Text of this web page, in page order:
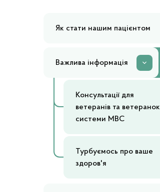
Як стати нашим пацієнтом
Важлива інформація
Консультації для
ветеранів та ветеранок
системи МВС
Турбуємось про ваше
здоров'я